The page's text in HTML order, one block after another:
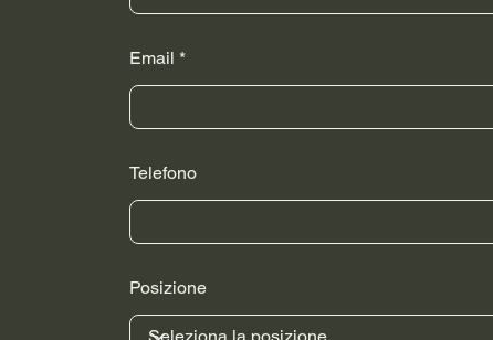
Email
Telefono
Posizione